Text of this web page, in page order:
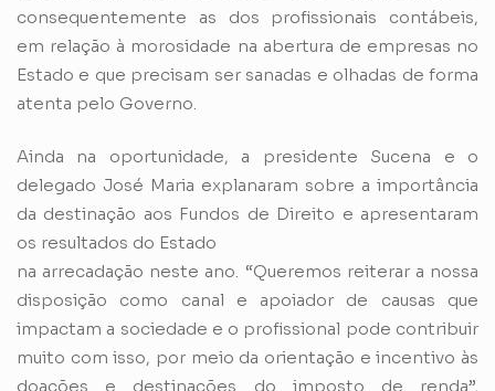
consequentemente as dos profissionais contábeis,
em relação à morosidade na abertura de empresas no
Estado e que precisam ser sanadas e olhadas de forma
atenta pelo Governo.
Ainda na oportunidade, a presidente Sucena e o
delegado José Maria explanaram sobre a importância
da destinação aos Fundos de Direito e apresentaram
os resultados do Estado
na arrecadação neste ano. “Queremos reiterar a nossa
disposição como canal e apoiador de causas que
impactam a sociedade e o profissional pode contribuir
muito com isso, por meio da orientação e incentivo às
doações e destinações do imposto de renda”,